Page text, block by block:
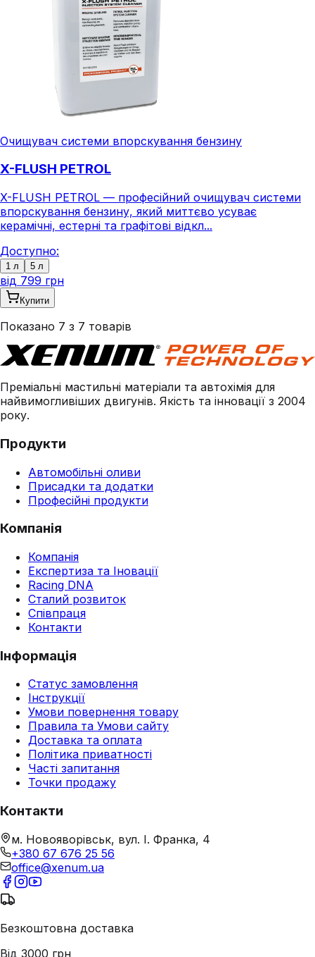
Очищувач системи впорскування бензину
X-FLUSH PETROL
X-FLUSH PETROL — професійний очищувач системи
впорскування бензину, який миттєво усуває
керамічні, естерні та графітові відкл...
Доступно:
1 л 5 л
від 799 грн
Купити
Показано 7 з 7 товарів
Преміальні мастильні матеріали та автохімія для
найвимогливіших двигунів. Якість та інновації з 2004
року.
Продукти
Автомобільні оливи
Присадки та додатки
Професійні продукти
Компанія
Компанія
Експертиза та Іновації
Racing DNA
Сталий розвиток
Співпраця
Контакти
Інформація
Статус замовлення
Інструкції
Умови повернення товару
Правила та Умови сайту
Доставка та оплата
Політика приватності
Часті запитання
Точки продажу
Контакти
м. Новояворівськ, вул. І. Франка, 4
+380 67 676 25 56
office@xenum.ua
Безкоштовна доставка
Від 3000 грн